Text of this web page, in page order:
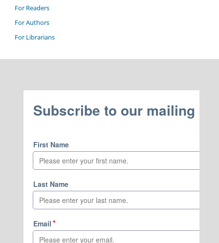
For Readers
For Authors
For Librarians